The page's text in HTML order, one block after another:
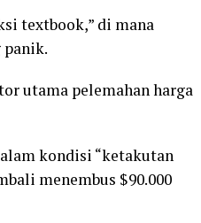
textbook,” di mana
panik.
utama pelemahan harga
kondisi “ketakutan
menembus $90.000